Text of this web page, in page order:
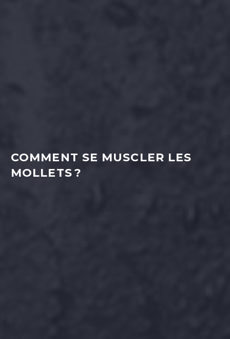
COMMENT SE MUSCLER LES
MOLLETS ?